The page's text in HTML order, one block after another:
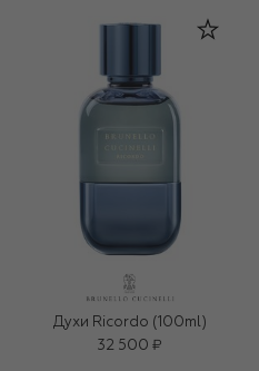
Духи Ricordo (100ml)
32 500 ₽